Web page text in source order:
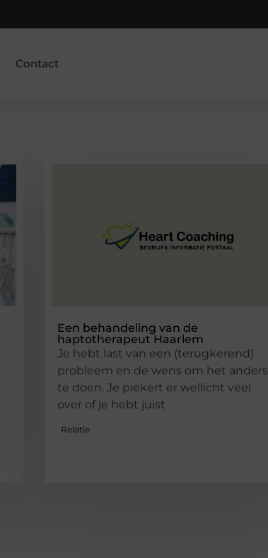
Contact
Een behandeling van de
haptotherapeut Haarlem
Je hebt last van een (terugkerend)
probleem en de wens om het anders
te doen. Je piekert er wellicht veel
over of je hebt juist
Relatie